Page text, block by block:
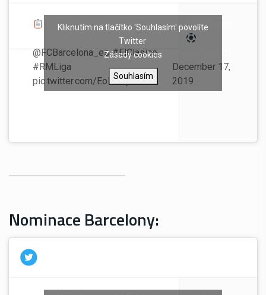
¡Estos son los 19 convocados
para el partido ante el
@FCBarcelona_es!#ElClasico|
#RMLiga
pic.twitter.com/EoMk3p7EYX
— Real Madrid
December 17,
2019
Kliknutím na tlačítko 'Souhlasím' povolíte
Twitter
Zásady cookies
Souhlasím
Nominace Barcelony: